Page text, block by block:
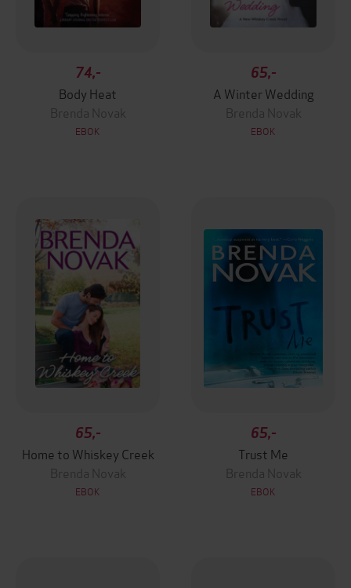
74,-
Body Heat
Brenda Novak
EBOK
65,-
A Winter Wedding
Brenda Novak
EBOK
65,-
Home to Whiskey Creek
Brenda Novak
EBOK
65,-
Trust Me
Brenda Novak
EBOK